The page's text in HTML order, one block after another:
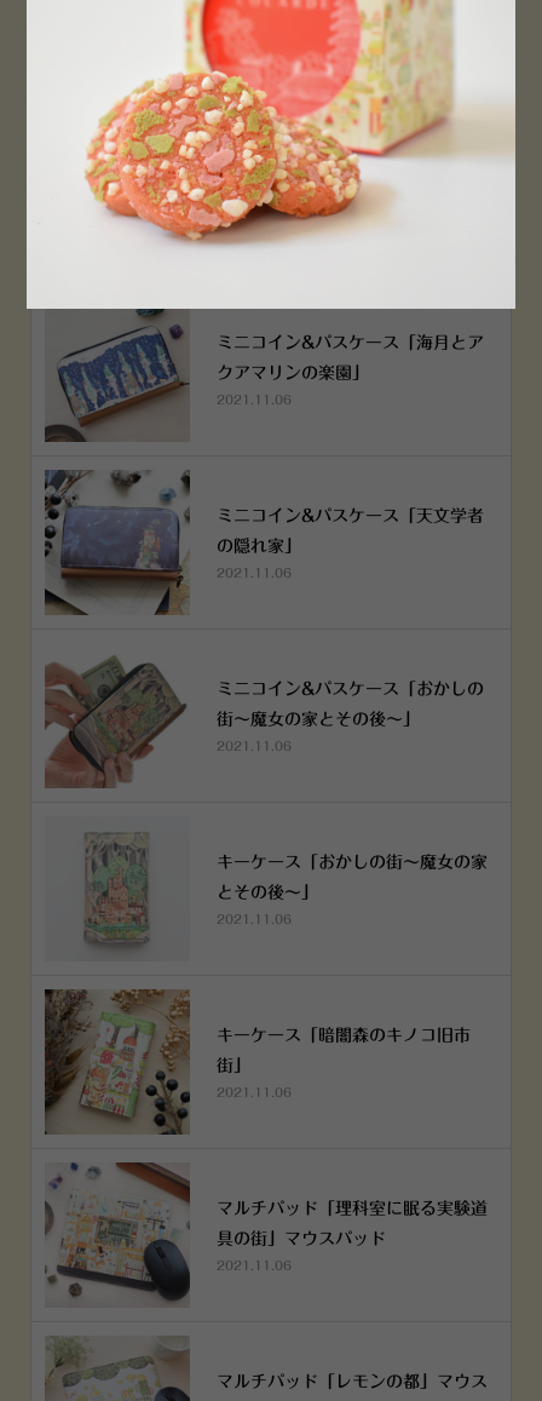
PEN！
2022.12.05
空想街雑貨店《吉祥寺本店》４月２
５日OPEN!
2022.03.29
ミニコイン&パスケース「海月とア
クアマリンの楽園」
2021.11.06
ミニコイン&パスケース「天文学者
の隠れ家」
2021.11.06
ミニコイン&パスケース「おかしの
街～魔女の家とその後～」
2021.11.06
キーケース「おかしの街～魔女の家
とその後～」
2021.11.06
キーケース「暗闇森のキノコ旧市
街」
2021.11.06
マルチパッド「理科室に眠る実験道
具の街」マウスパッド
2021.11.06
マルチパッド「レモンの都」マウス